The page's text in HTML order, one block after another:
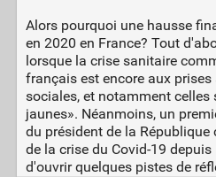
Alors pourquoi une hausse
en 2020 en France? Tout
lorsque la crise sanitaire
français est encore aux
sociales, et notamment celles
jaunes». Néanmoins, un
du président de la
de la crise du Covid-19
d'ouvrir quelques pistes de